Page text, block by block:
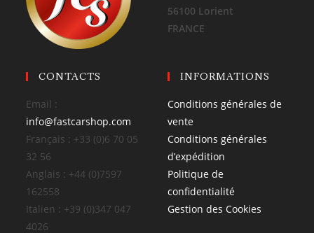
56100 Lorient
FRANCE
CONTACTS
Email :
info@fastcarshop.com
Français : +33 (0)6 70 05
32 56
Anglais : +44 (0)7597
162558
Italien : +39 (0)347 047
4026
INFORMATIONS
Conditions générales de
vente
Conditions générales
d’expédition
Politique de
confidentialité
Gestion des Cookies